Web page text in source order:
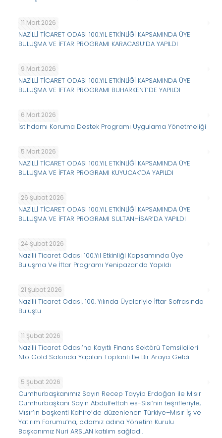
11 Mart 2026
NAZİLLİ TİCARET ODASI 100.YIL ETKİNLİĞİ KAPSAMINDA ÜYE
BULUŞMA VE İFTAR PROGRAMI KARACASU’DA YAPILDI
9 Mart 2026
NAZİLLİ TİCARET ODASI 100.YIL ETKİNLİĞİ KAPSAMINDA ÜYE
BULUŞMA VE İFTAR PROGRAMI BUHARKENT’DE YAPILDI
6 Mart 2026
İstihdamı Koruma Destek Programı Uygulama Yönetmeliği
5 Mart 2026
NAZİLLİ TİCARET ODASI 100.YIL ETKİNLİĞİ KAPSAMINDA ÜYE
BULUŞMA VE İFTAR PROGRAMI KUYUCAK’DA YAPILDI
26 Şubat 2026
NAZİLLİ TİCARET ODASI 100.YIL ETKİNLİĞİ KAPSAMINDA ÜYE
BULUŞMA VE İFTAR PROGRAMI SULTANHİSAR’DA YAPILDI
24 Şubat 2026
Nazilli Ticaret Odası 100.Yıl Etkinliği Kapsamında Üye
Buluşma Ve İftar Programı Yenipazar’da Yapıldı
21 Şubat 2026
Nazilli Ticaret Odası, 100. Yılında Üyeleriyle İftar Sofrasında
Buluştu
11 Şubat 2026
Nazilli Ticaret Odası’na Kayıtlı Finans Sektörü Temsilcileri
Nto Gold Salonda Yapılan Toplantı İle Bir Araya Geldi
5 Şubat 2026
Cumhurbaşkanımız Sayın Recep Tayyip Erdoğan ile Mısır
Cumhurbaşkanı Sayın Abdulfettah es-Sisi’nin teşrifleriyle,
Mısır’ın başkenti Kahire’de düzenlenen Türkiye–Mısır İş ve
Yatırım Forumu’na, odamız adına Yönetim Kurulu
Başkanımız Nuri ARSLAN katılım sağladı.